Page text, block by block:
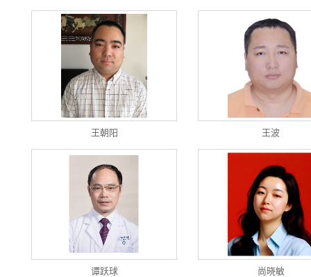
王朝阳 王波
谭跃球 尚晓敏